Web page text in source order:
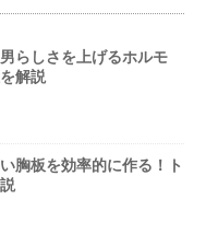
らしさを上げるホルモ
解説
胸板を効率的に作る！ト